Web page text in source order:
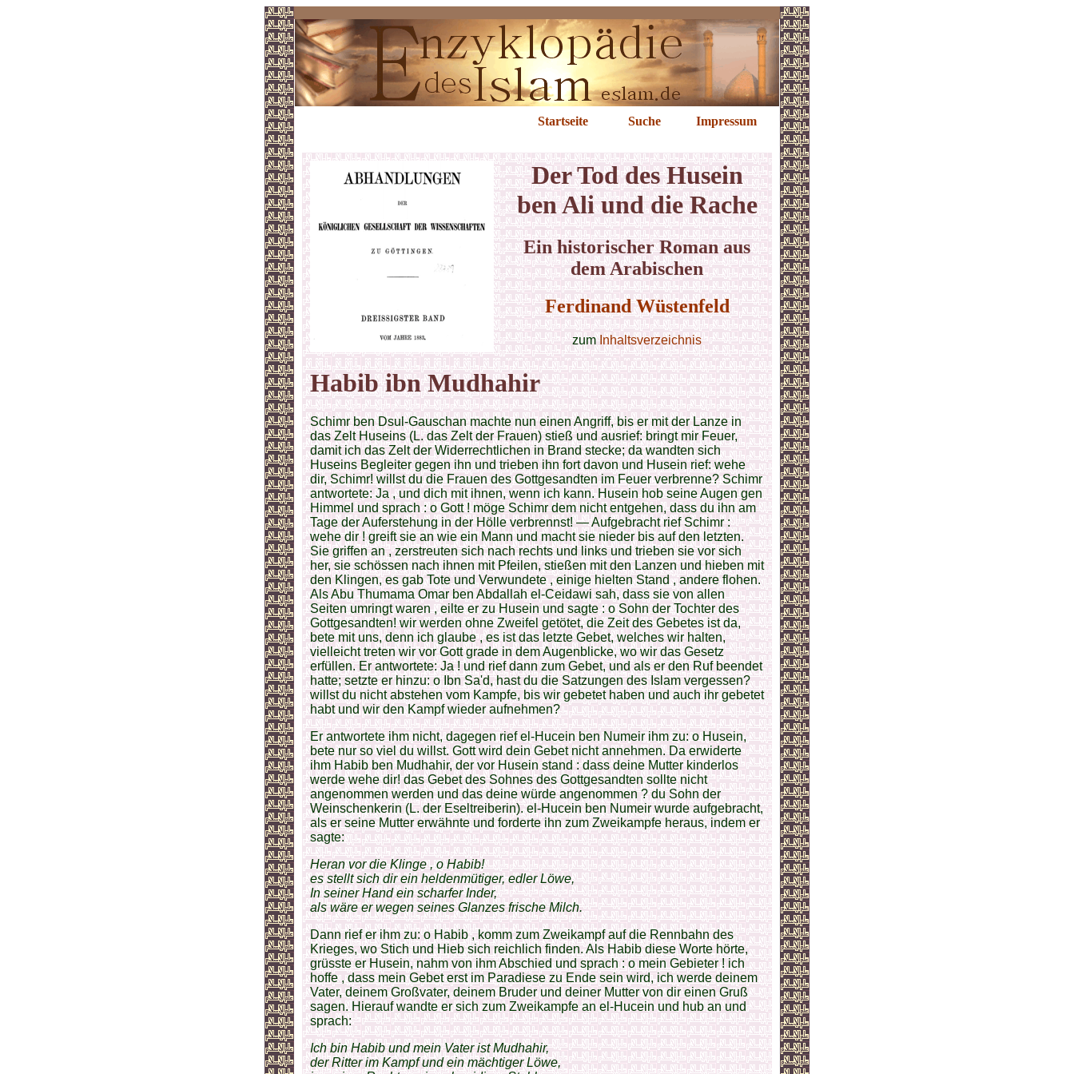
Startseite Suche Impressum
Der Tod des Husein
ben Ali und die Rache
Ein historischer Roman aus
dem Arabischen
Ferdinand Wüstenfeld
zumInhaltsverzeichnis
Habib ibn Mudhahir
Schimr ben Dsul-Gauschan machte nun einen Angriff, bis er mit der Lanze in
das Zelt Huseins (L. das Zelt der Frauen) stieß und ausrief: bringt mir Feuer,
damit ich das Zelt der Widerrechtlichen in Brand stecke; da wandten sich
Huseins Begleiter gegen ihn und trieben ihn fort davon und Husein rief: wehe
dir, Schimr! willst du die Frauen des Gottgesandten im Feuer verbrenne? Schimr
antwortete: Ja , und dich mit ihnen, wenn ich kann. Husein hob seine Augen gen
Himmel und sprach : o Gott ! möge Schimr dem nicht entgehen, dass du ihn am
Tage der Auferstehung in der Hölle verbrennst! — Aufgebracht rief Schimr :
wehe dir ! greift sie an wie ein Mann und macht sie nieder bis auf den letzten.
Sie griffen an , zerstreuten sich nach rechts und links und trieben sie vor sich
her, sie schössen nach ihnen mit Pfeilen, stießen mit den Lanzen und hieben mit
den Klingen, es gab Tote und Verwundete , einige hielten Stand , andere flohen.
Als Abu Thumama Omar ben Abdallah el-Ceidawi sah, dass sie von allen
Seiten umringt waren , eilte er zu Husein und sagte : o Sohn der Tochter des
Gottgesandten! wir werden ohne Zweifel getötet, die Zeit des Gebetes ist da,
bete mit uns, denn ich glaube , es ist das letzte Gebet, welches wir halten,
vielleicht treten wir vor Gott grade in dem Augenblicke, wo wir das Gesetz
erfüllen. Er antwortete: Ja ! und rief dann zum Gebet, und als er den Ruf beendet
hatte; setzte er hinzu: o Ibn Sa'd, hast du die Satzungen des Islam vergessen?
willst du nicht abstehen vom Kampfe, bis wir gebetet haben und auch ihr gebetet
habt und wir den Kampf wieder aufnehmen?
Er antwortete ihm nicht, dagegen rief el-Hucein ben Numeir ihm zu: o Husein,
bete nur so viel du willst. Gott wird dein Gebet nicht annehmen. Da erwiderte
ihm Habib ben Mudhahir, der vor Husein stand : dass deine Mutter kinderlos
werde wehe dir! das Gebet des Sohnes des Gottgesandten sollte nicht
angenommen werden und das deine würde angenommen ? du Sohn der
Weinschenkerin (L. der Eseltreiberin). el-Hucein ben Numeir wurde aufgebracht,
als er seine Mutter erwähnte und forderte ihn zum Zweikampfe heraus, indem er
sagte:
Heran vor die Klinge , o Habib!
es stellt sich dir ein heldenmütiger, edler Löwe,
In seiner Hand ein scharfer Inder,
als wäre er wegen seines Glanzes frische Milch.
Dann rief er ihm zu: o Habib , komm zum Zweikampf auf die Rennbahn des
Krieges, wo Stich und Hieb sich reichlich finden. Als Habib diese Worte hörte,
grüsste er Husein, nahm von ihm Abschied und sprach : o mein Gebieter ! ich
hoffe , dass mein Gebet erst im Paradiese zu Ende sein wird, ich werde deinem
Vater, deinem Großvater, deinem Bruder und deiner Mutter von dir einen Gruß
sagen. Hierauf wandte er sich zum Zweikampfe an el-Hucein und hub an und
sprach:
Ich bin Habib und mein Vater ist Mudhahir,
der Ritter im Kampf und ein mächtiger Löwe,